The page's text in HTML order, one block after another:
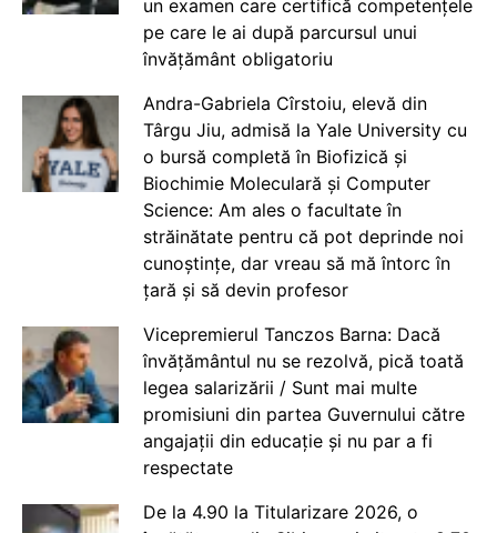
un examen care certifică competențele
pe care le ai după parcursul unui
învățământ obligatoriu
Andra-Gabriela Cîrstoiu, elevă din
Târgu Jiu, admisă la Yale University cu
o bursă completă în Biofizică și
Biochimie Moleculară și Computer
Science: Am ales o facultate în
străinătate pentru că pot deprinde noi
cunoștințe, dar vreau să mă întorc în
țară și să devin profesor
Vicepremierul Tanczos Barna: Dacă
învățământul nu se rezolvă, pică toată
legea salarizării / Sunt mai multe
promisiuni din partea Guvernului către
angajații din educație și nu par a fi
respectate
De la 4.90 la Titularizare 2026, o